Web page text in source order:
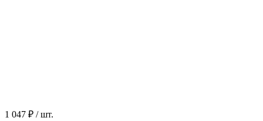
1 047 ₽ / шт.